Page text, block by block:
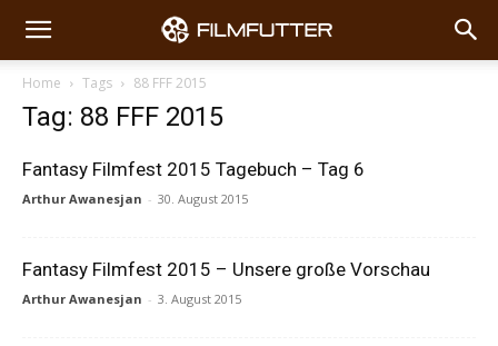
Home Tags 88 FFF 2015
Tag: 88 FFF 2015
Fantasy Filmfest 2015 Tagebuch – Tag 6
Arthur Awanesjan - 30. August 2015
Fantasy Filmfest 2015 – Unsere große Vorschau
Arthur Awanesjan - 3. August 2015